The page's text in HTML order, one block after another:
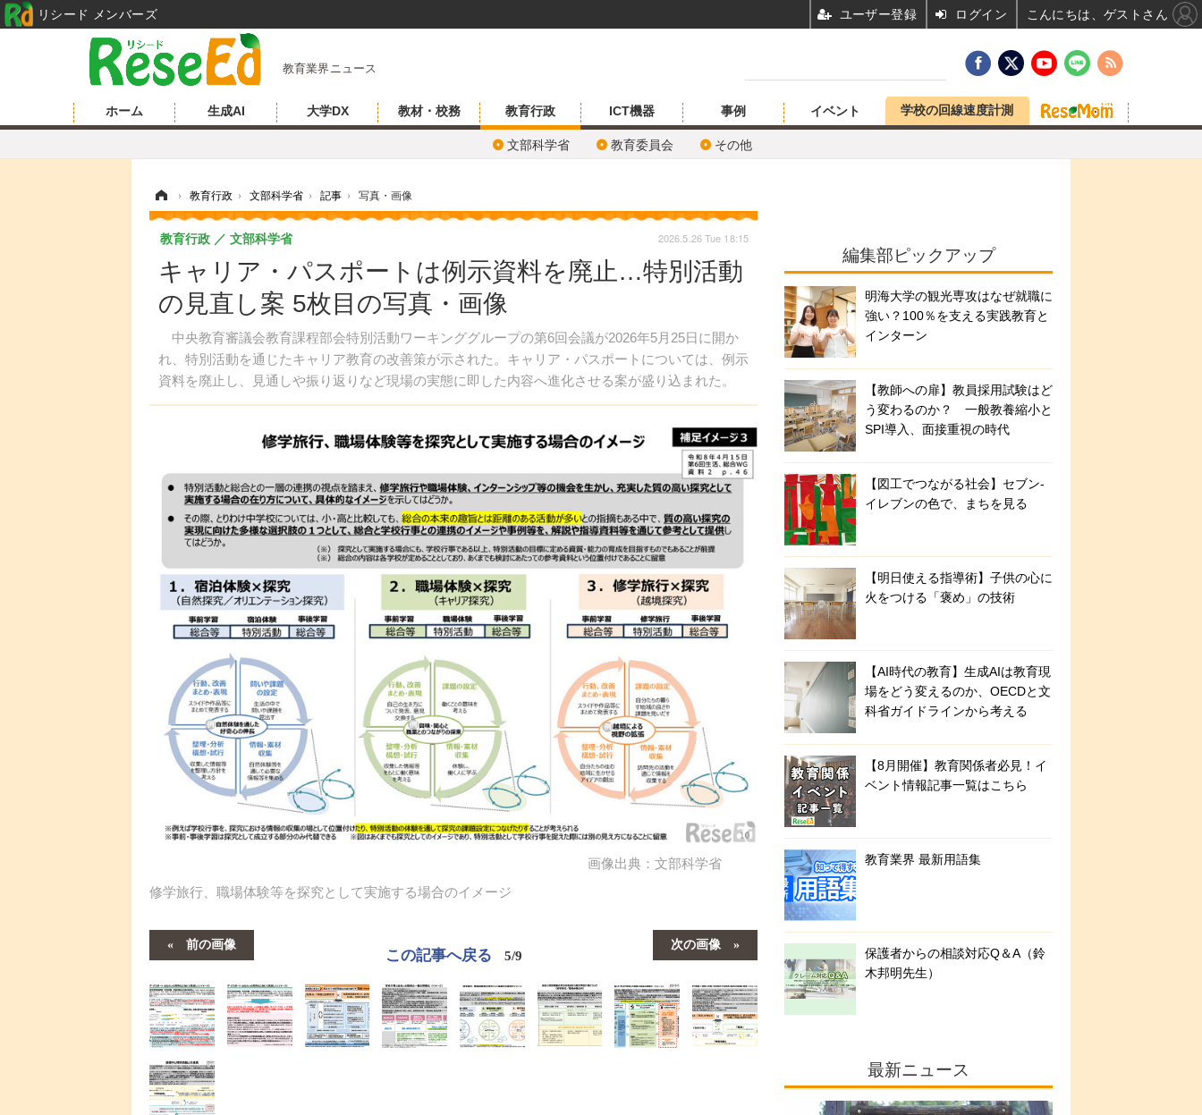
教育業界ニュース
ホーム 生成AI 大学DX 教材・校務 教育行政
文部科学省 教育委員会 その他
ICT機器 事例 イベント 学校の回線速度計測
› 教育行政 › 文部科学省 › 記事 › 写真・画像
キャリア・パスポートは例示資料を廃止…特別活動
の見直し案 5枚目の写真・画像
中央教育審議会教育課程部会特別活動ワーキンググループの第6回会議が2026年5月25日に開か
れ、特別活動を通じたキャリア教育の改善策が示された。キャリア・パスポートについては、例示
資料を廃止し、見通しや振り返りなど現場の実態に即した内容へ進化させる案が盛り込まれた。
教育行政 文部科学省 2026.5.26 Tue 18:15
画像出典：文部科学省
修学旅行、職場体験等を探究として実施する場合のイメージ
前の画像 次の画像
この記事へ戻る 5/9
編集部ピックアップ
明海大学の観光専攻はなぜ就職に
強い？100％を支える実践教育と
インターン
【教師への扉】教員採用試験はど
う変わるのか？ 一般教養縮小と
SPI導入、面接重視の時代
【図工でつながる社会】セブン‐
イレブンの色で、まちを見る
【明日使える指導術】子供の心に
火をつける「褒め」の技術
【AI時代の教育】生成AIは教育現
場をどう変えるのか、OECDと文
科省ガイドラインから考える
【8月開催】教育関係者必見！イ
ベント情報記事一覧はこちら
教育業界 最新用語集
保護者からの相談対応Q＆A（鈴
木邦明先生）
最新ニュース
リシード メンバーズ ユーザー登録 ログイン こんにちは、ゲストさん